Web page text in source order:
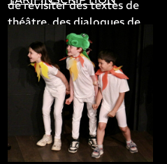
de revisiter des textes de
théâtre, des dialogues de
cinéma et d’en écrire de
nouveaux pour le spectacle
de fin d'année. Les cours
ont lieu dans nos salles de
spectacles et se terminent
par plusieurs
représentations publiques,
dans le courant du mois de